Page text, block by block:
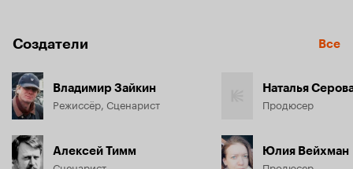
Создатели Все
Владимир Зайкин
Режиссёр, Сценарист
Алексей Тимм
Наталья
Продюсер
Юлия Вейхман